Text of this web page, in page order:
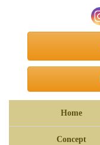
Home
Concept